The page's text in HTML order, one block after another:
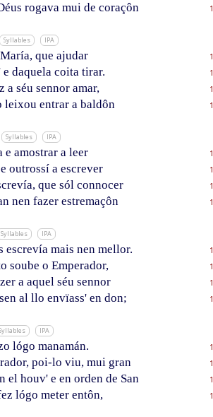
rogava mui de coraçôn
Syllables IPA
que ajudar
e daquela coita tirar.
a séu sennor amar,
leixou entrar a baldôn
Syllables IPA
e amostrar a leer
outrossí a escrever
que sól connocer
nen fazer estremaçôn
Syllables IPA
escrevía mais nen mellor.
soube o Emperador,
a aquel séu sennor
al llo envïass' en don;
IPA
lógo manamán.
poi-lo viu, mui gran
el houv' e en orden de San
lógo meter entôn,